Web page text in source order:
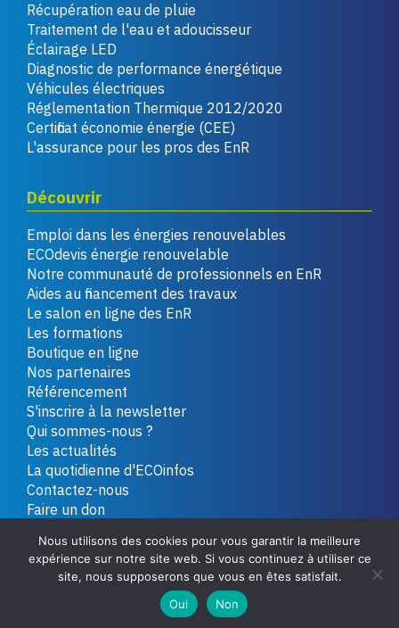
Récupération eau de pluie
Traitement de l'eau et adoucisseur
Éclairage LED
Diagnostic de performance énergétique
Véhicules électriques
Réglementation Thermique 2012/2020
Certificat économie énergie (CEE)
L'assurance pour les pros des EnR
Découvrir
Emploi dans les énergies renouvelables
ECOdevis énergie renouvelable
Notre communauté de professionnels en EnR
Aides au financement des travaux
Le salon en ligne des EnR
Les formations
Boutique en ligne
Nos partenaires
Référencement
S'inscrire à la newsletter
Qui sommes-nous ?
Les actualités
La quotidienne d'ECOinfos
Contactez-nous
Faire un don
Copyright 2026 - Tous droits réservés Plan du site
Politique de confidentialité
Conditions générales de vente
Nous utilisons des cookies pour vous garantir la meilleure
expérience sur notre site web. Si vous continuez à utiliser ce
site, nous supposerons que vous en êtes satisfait.
Oui
Non